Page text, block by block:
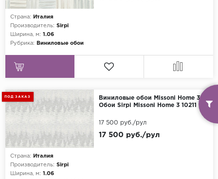
Страна:
Италия
Производитель: Sirpi
Ширина, м: 1.06
Рубрика:
Виниловые обои
ПОД ЗАКАЗ
Виниловые обои Missoni Home 3
Обои Sirpi Missoni Home 3 10211
Страна:
Италия
Производитель: Sirpi
Ширина, м: 1.06
17 500 руб./рул
17 500 руб./рул